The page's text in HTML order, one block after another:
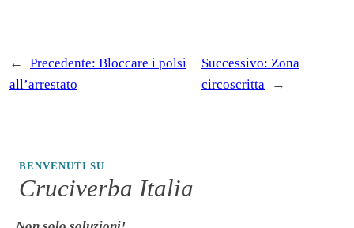
← Precedente: Bloccare i polsi
all’arrestato
Successivo: Zona
circoscritta
→
BENVENUTI SU
Cruciverba Italia